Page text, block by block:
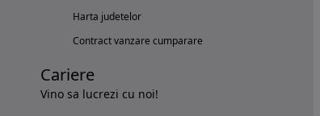
Harta judetelor
Contract vanzare cumparare
Cariere
Vino sa lucrezi cu noi!